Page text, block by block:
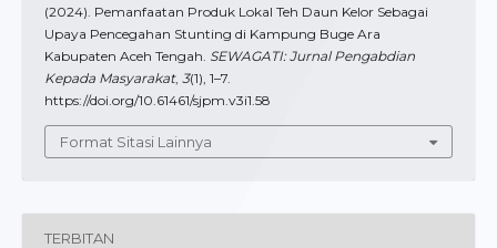
(2024). Pemanfaatan Produk Lokal Teh Daun Kelor Sebagai
Upaya Pencegahan Stunting di Kampung Buge Ara
Kabupaten Aceh Tengah. SEWAGATI: Jurnal Pengabdian
Kepada Masyarakat, 3(1), 1–7.
https://doi.org/10.61461/sjpm.v3i1.58
Format Sitasi Lainnya
TERBITAN